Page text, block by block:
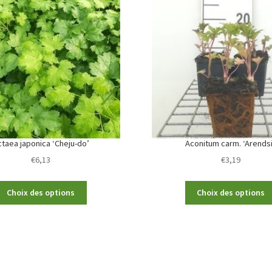
japonica ‘Cheju-do’
€6,13
Choix des options
Aconitum carm.
€3,19
Choix des options